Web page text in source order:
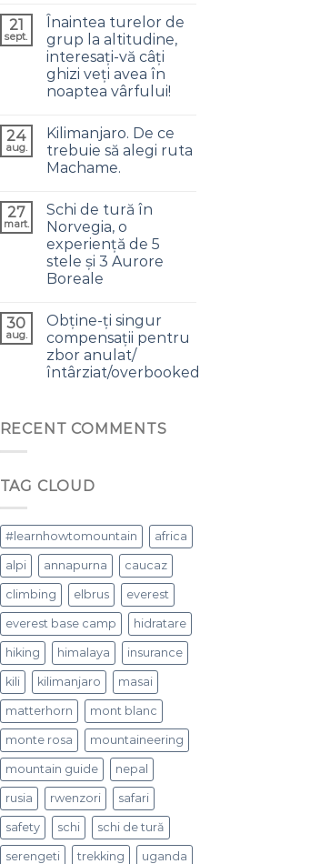
21
sept.
Înaintea turelor de
grup la altitudine,
interesați-vă câți
ghizi veți avea în
noaptea vârfului!
24
aug.
Kilimanjaro. De ce
trebuie să alegi ruta
Machame.
27
mart.
Schi de tură în
Norvegia, o
experiență de 5
stele și 3 Aurore
Boreale
30
aug.
Obține-ți singur
compensații pentru
zbor anulat/
întârziat/overbooked
RECENT COMMENTS
TAG CLOUD
#learnhowtomountain africa
alpi annapurna caucaz
climbing elbrus everest
everest base camp hidratare
hiking himalaya insurance
kili kilimanjaro masai
matterhorn mont blanc
monte rosa mountaineering
mountain guide nepal
rusia rwenzori safari
safety schi schi de tură
serengeti trekking uganda